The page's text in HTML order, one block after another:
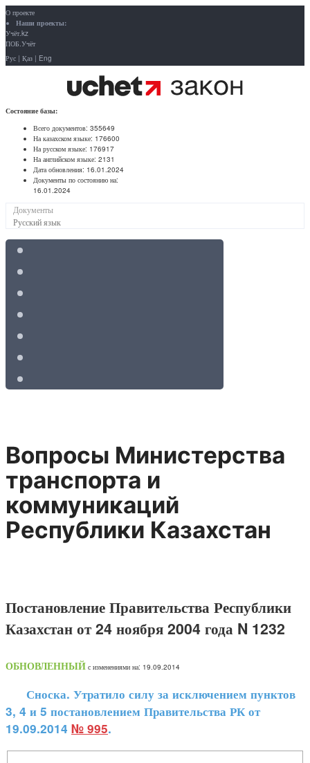
О проекте
Наши проекты:
Учёт.kz
ПОБ.Учёт
Рус | Қаз | Eng
Состояние базы:
Всего документов: 355649
На казахском языке: 176600
На русском языке: 176917
На английском языке: 2131
Дата обновления: 16.01.2024
Документы по состоянию на:
16.01.2024
Документы
Русский язык
Вопросы Министерства
транспорта и
коммуникаций
Республики Казахстан
Постановление Правительства Республики
Казахстан от 24 ноября 2004 года N 1232
ОБНОВЛЕННЫЙ с изменениями на: 19.09.2014
Сноска. Утратило силу за исключением пунктов
3, 4 и 5 постановлением Правительства РК от
19.09.2014 № 995.